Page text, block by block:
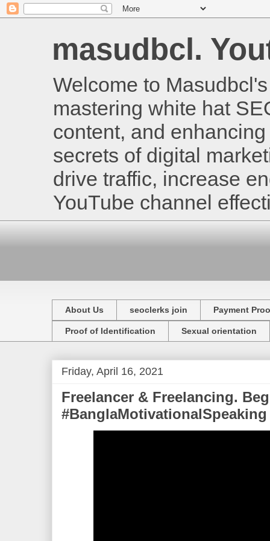
masudbcl.
Welcome to
mastering white hat
content, and
secrets of digital
drive traffic, increase
YouTube channel
About Us seoclerks join Payment
Proof of Identification Sexual orientation
Friday, April 16, 2021
Freelancer & Freelancing.
#BanglaMotivationalSpeaking